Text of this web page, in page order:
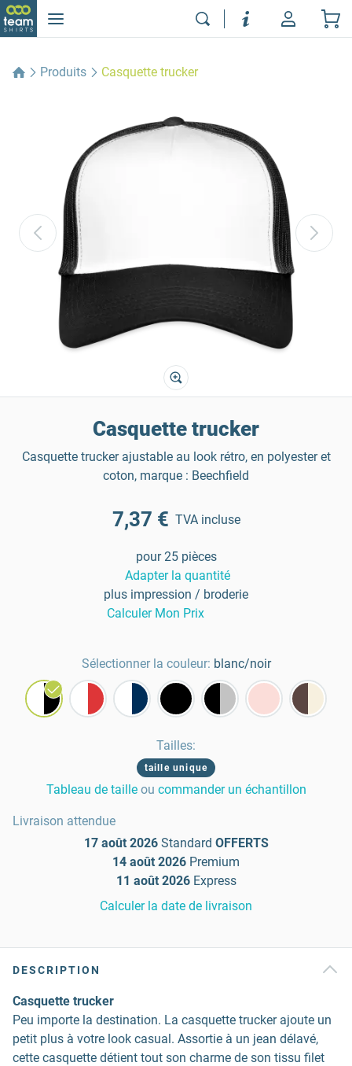
Produits Casquette trucker
Casquette trucker
Casquette trucker ajustable au look rétro, en polyester et
coton, marque : Beechfield
7,37 € TVA incluse
pour 25 pièces
Adapter la quantité
plus impression / broderie
Calculer Mon Prix
Sélectionner la couleur: blanc/noir
Tailles:
taille unique
Tableau de taille ou commander un échantillon
Livraison attendue
17 août 2026 Standard OFFERTS
14 août 2026 Premium
11 août 2026 Express
Calculer la date de livraison
DESCRIPTION
Casquette trucker
Peu importe la destination. La casquette trucker ajoute un
petit plus à votre look casual. Assortie à un jean délavé,
cette casquette détient tout son charme de son tissu filet